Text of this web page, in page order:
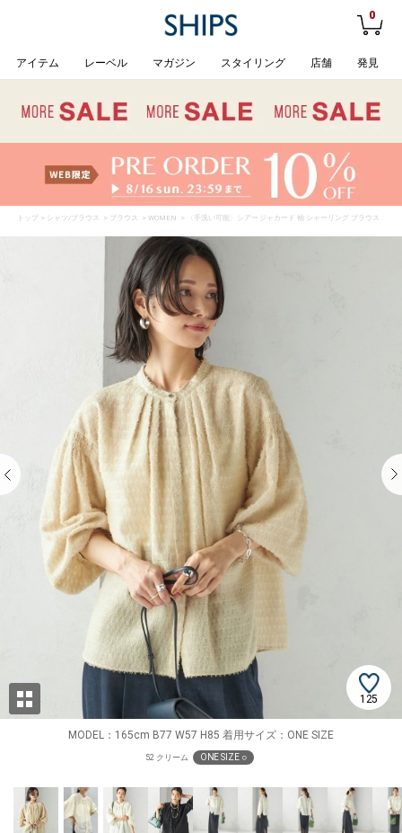
0
アイテム レーベル マガジン スタイリング 店舗 発見
トップ > シャツ/ブラウス > ブラウス > WOMEN > 〈手洗い可能〉シアー ジャカード 袖 シャーリング ブラウス
125
MODEL：165cm B77 W57 H85 着用サイズ：ONE SIZE
52 クリーム ONE SIZE ○